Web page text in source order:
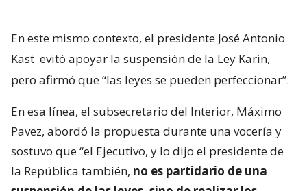
En este mismo contexto, el presidente José Antonio
Kast evitó apoyar la suspensión de la Ley Karin,
pero afirmó que “las leyes se pueden perfeccionar”.
En esa línea, el subsecretario del Interior, Máximo
Pavez, abordó la propuesta durante una vocería y
sostuvo que “el Ejecutivo, y lo dijo el presidente de
la República también, no es partidario de una